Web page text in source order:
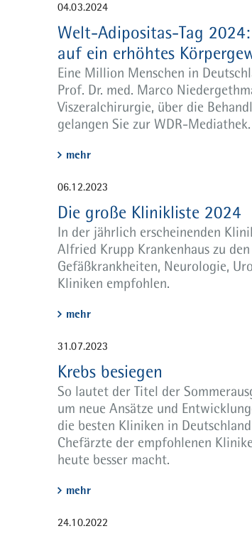
04.03.2024
Welt-Adipositas-Tag
auf ein erhöhtes
Eine Million Menschen in
Prof. Dr. med. Marco
Viszeralchirurgie, über die
gelangen Sie zur WDR-Mediathek.
mehr
06.12.2023
Die große Klinikliste 2024
In der jährlich erscheinenden
Alfried Krupp Krankenhaus zu
Gefäßkrankheiten, Neurologie,
Kliniken empfohlen.
mehr
31.07.2023
Krebs besiegen
So lautet der Titel der
um neue Ansätze und
die besten Kliniken in
Chefärzte der empfohlenen
heute besser macht.
mehr
24.10.2022